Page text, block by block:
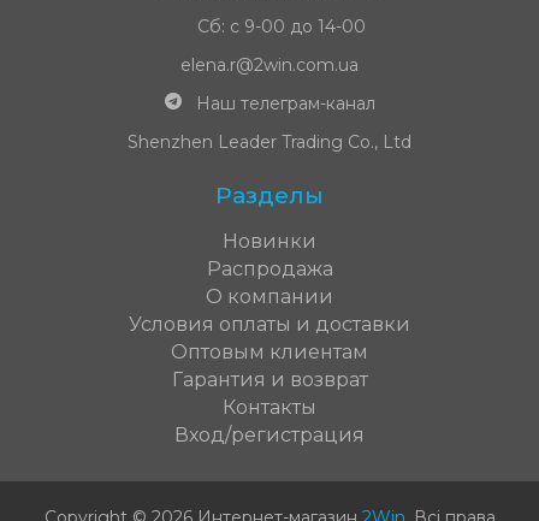
Сб: с 9-00 до 14-00
elena.r@2win.com.ua
Наш телеграм-канал
Shenzhen Leader Trading Co., Ltd
Разделы
Новинки
Распродажа
О компании
Условия оплаты и доставки
Оптовым клиентам
Гарантия и возврат
Контакты
Вход/регистрация